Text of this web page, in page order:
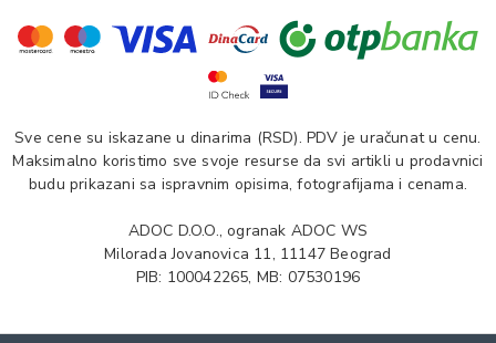
Sve cene su iskazane u dinarima (RSD). PDV je uračunat u cenu.
Maksimalno koristimo sve svoje resurse da svi artikli u prodavnici
budu prikazani sa ispravnim opisima, fotografijama i cenama.
ADOC D.O.O., ogranak ADOC WS
Milorada Jovanovica 11, 11147 Beograd
PIB: 100042265, MB: 07530196